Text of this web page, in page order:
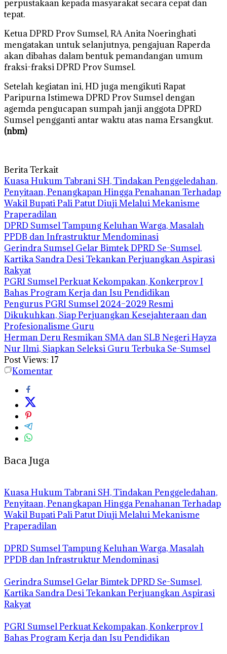
perpustakaan kepada masyarakat secara cepat dan
tepat.
Ketua DPRD Prov Sumsel, RA Anita Noeringhati
mengatakan untuk selanjutnya, pengajuan Raperda
akan dibahas dalam bentuk pemandangan umum
fraksi-fraksi DPRD Prov Sumsel.
Setelah kegiatan ini, HD juga mengikuti Rapat
Paripurna Istimewa DPRD Prov Sumsel dengan
agemda pengucapan sumpah janji anggota DPRD
Sumsel pengganti antar waktu atas nama Ersangkut.
(nbm)
Berita Terkait
‎Kuasa Hukum Tabrani SH, Tindakan Penggeledahan,
Penyitaan, Penangkapan Hingga Penahanan Terhadap
Wakil Bupati Pali Patut Diuji Melalui Mekanisme
Praperadilan
DPRD Sumsel Tampung Keluhan Warga, Masalah
PPDB dan Infrastruktur Mendominasi
Gerindra Sumsel Gelar Bimtek DPRD Se-Sumsel,
Kartika Sandra Desi Tekankan Perjuangkan Aspirasi
Rakyat
PGRI Sumsel Perkuat Kekompakan, Konkerprov I
Bahas Program Kerja dan Isu Pendidikan
Pengurus PGRI Sumsel 2024–2029 Resmi
Dikukuhkan, Siap Perjuangkan Kesejahteraan dan
Profesionalisme Guru
Herman Deru Resmikan SMA dan SLB Negeri Hayza
Nur Ilmi, Siapkan Seleksi Guru Terbuka Se-Sumsel
Post Views: 17
Komentar
Baca Juga
‎Kuasa Hukum Tabrani SH, Tindakan Penggeledahan,
Penyitaan, Penangkapan Hingga Penahanan Terhadap
Wakil Bupati Pali Patut Diuji Melalui Mekanisme
Praperadilan
DPRD Sumsel Tampung Keluhan Warga, Masalah
PPDB dan Infrastruktur Mendominasi
Gerindra Sumsel Gelar Bimtek DPRD Se-Sumsel,
Kartika Sandra Desi Tekankan Perjuangkan Aspirasi
Rakyat
PGRI Sumsel Perkuat Kekompakan, Konkerprov I
Bahas Program Kerja dan Isu Pendidikan